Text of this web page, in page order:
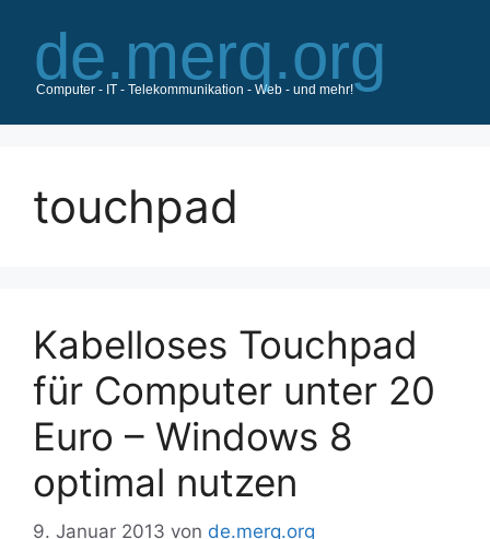
Inhalt
springen
touchpad
Kabelloses Touchpad
für Computer unter 20
Euro – Windows 8
optimal nutzen
9. Januar 2013 von de.merq.org